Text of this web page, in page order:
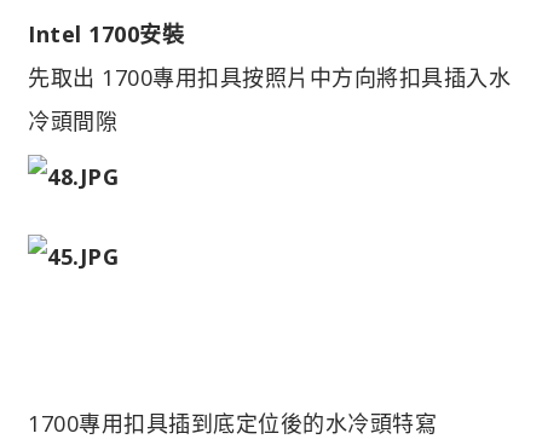
Intel 1700安裝
先取出 1700專用扣具按照片中方向將扣具插入水
冷頭間隙
1700專用扣具插到底定位後的水冷頭特寫